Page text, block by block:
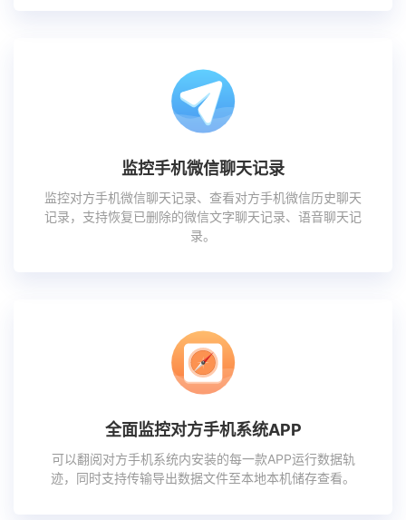
监控手机微信聊天记录
监控对方手机微信聊天记录、查看对方手机微信历史聊天
记录，支持恢复已删除的微信文字聊天记录、语音聊天记
录。
全面监控对方手机系统APP
可以翻阅对方手机系统内安装的每一款APP运行数据轨
迹，同时支持传输导出数据文件至本地本机储存查看。